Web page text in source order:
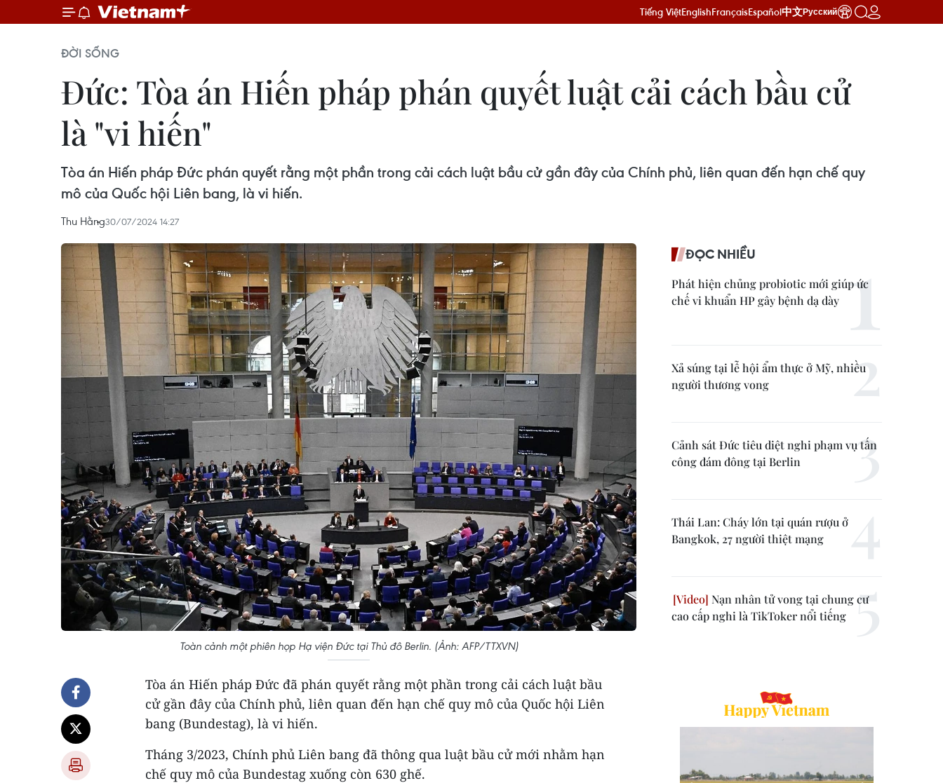
Tiếng ViệtEnglishFrançaisEspañol中文Русский
ĐỜI SỐNG
Đức: Tòa án Hiến pháp phán quyết luật cải cách bầu cử
là "vi hiến"
Tòa án Hiến pháp Đức phán quyết rằng một phần trong cải cách luật bầu cử gần đây của Chính phủ, liên quan đến hạn chế quy
mô của Quốc hội Liên bang, là vi hiến.
Thu Hằng30/07/2024 14:27
Toàn cảnh một phiên họp Hạ viện Đức tại Thủ đô Berlin. (Ảnh: AFP/TTXVN)
Tòa án Hiến pháp Đức đã phán quyết rằng một phần trong cải cách luật bầu
cử gần đây của Chính phủ, liên quan đến hạn chế quy mô của Quốc hội Liên
bang (Bundestag), là vi hiến.
Tháng 3/2023, Chính phủ Liên bang đã thông qua luật bầu cử mới nhằm hạn
chế quy mô của Bundestag xuống còn 630 ghế.
ĐỌC NHIỀU
Phát hiện chủng probiotic mới giúp ức
chế vi khuẩn HP gây bệnh dạ dày
Xả súng tại lễ hội ẩm thực ở Mỹ, nhiều
người thương vong
Cảnh sát Đức tiêu diệt nghi phạm vụ tấn
công đám đông tại Berlin
Thái Lan: Cháy lớn tại quán rượu ở
Bangkok, 27 người thiệt mạng
Nạn nhân tử vong tại chung cư
cao cấp nghi là TikToker nổi tiếng